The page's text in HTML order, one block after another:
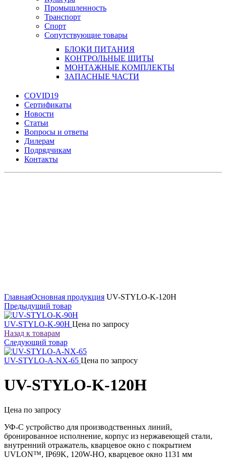
Промышленность
Транспорт
Спорт
Сопутствующие товары
БЛОКИ ПИТАНИЯ
КОНТРОЛЬНЫЕ ЩИТЫ
МОНТАЖНЫЕ КОМПЛЕКТЫ
ЗАПАСНЫЕ ЧАСТИ
COVID19
Сертификаты
Новости
Статьи
Вопросы и ответы
Дилерам
Подрядчикам
Контакты
ГлавнаяОсновная продукция UV-STYLO-K-120H
Предыдущий товар
UV-STYLO-K-90H Цена по запросу
Назад к товарам
Следующий товар
UV-STYLO-A-NX-65 Цена по запросу
UV-STYLO-K-120H
Цена по запросу
УФ-С устройство для производственных линий,
бронированное исполнение, корпус из нержавеющей стали,
внутренний отражатель, кварцевое окно с покрытием
UVLON™, IP69K, 120W-HO, кварцевое окно 1131 мм